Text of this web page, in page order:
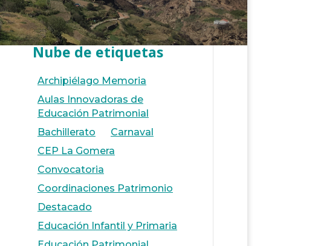
Nube de etiquetas
Archipiélago Memoria
Aulas Innovadoras de
Educación Patrimonial
Bachillerato
Carnaval
CEP La Gomera
Convocatoria
Coordinaciones Patrimonio
Destacado
Educación Infantil y Primaria